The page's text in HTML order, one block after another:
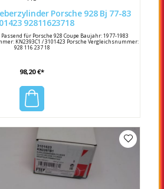
Porsche 928 Bj 77-83
3101423 92811623718
für Porsche 928 Coupe Baujahr: 1977-1983
KN2393C1 / 3101423 Porsche Vergleichsnummer:
928 116 237 18
98,20 €*